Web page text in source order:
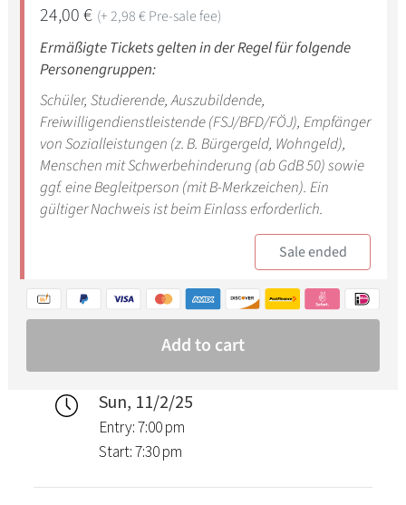
Sun, 11/2/25
Entry: 7:00 pm
Start: 7:30 pm